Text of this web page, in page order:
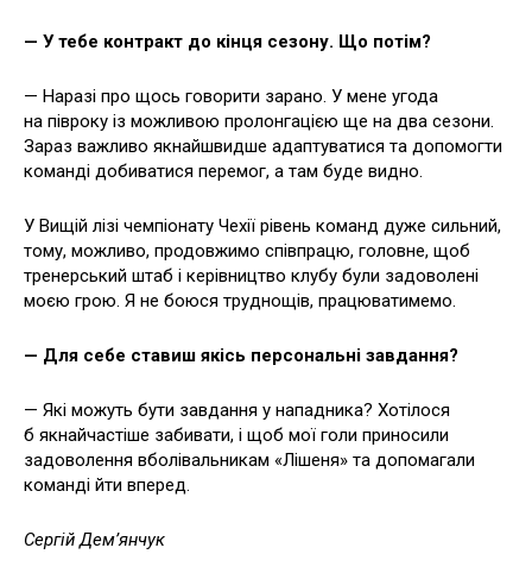
— У тебе контракт до кінця сезону. Що потім?
— Наразі про щось говорити зарано. У мене угода
на півроку із можливою пролонгацією ще на два сезони.
Зараз важливо якнайшвидше адаптуватися та допомогти
команді добиватися перемог, а там буде видно.
У Вищій лізі чемпіонату Чехії рівень команд дуже сильний,
тому, можливо, продовжимо співпрацю, головне, щоб
тренерський штаб і керівництво клубу були задоволені
моєю грою. Я не боюся труднощів, працюватимемо.
— Для себе ставиш якісь персональні завдання?
— Які можуть бути завдання у нападника? Хотілося
б якнайчастіше забивати, і щоб мої голи приносили
задоволення вболівальникам «Лішеня» та допомагали
команді йти вперед.
Сергій Дем’янчук